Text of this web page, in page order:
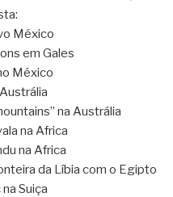
México
em Gales
México
na Austrália
na Africa
na Africa
da Líbia com o Egipto
Suiça